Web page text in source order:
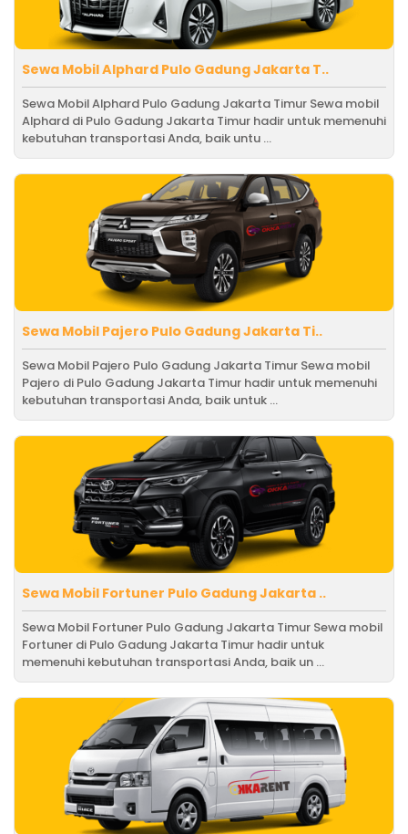
Sewa Mobil Alphard Pulo Gadung Jakarta T..
Sewa Mobil Alphard Pulo Gadung Jakarta Timur Sewa mobil
Alphard di Pulo Gadung Jakarta Timur hadir untuk memenuhi
kebutuhan transportasi Anda, baik untu ...
Sewa Mobil Pajero Pulo Gadung Jakarta Ti..
Sewa Mobil Pajero Pulo Gadung Jakarta Timur Sewa mobil
Pajero di Pulo Gadung Jakarta Timur hadir untuk memenuhi
kebutuhan transportasi Anda, baik untuk ...
Sewa Mobil Fortuner Pulo Gadung Jakarta ..
Sewa Mobil Fortuner Pulo Gadung Jakarta Timur Sewa mobil
Fortuner di Pulo Gadung Jakarta Timur hadir untuk
memenuhi kebutuhan transportasi Anda, baik un ...